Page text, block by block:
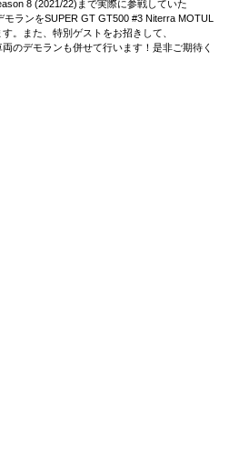
8 (2021/22)まで実際に参戦していた
ランをSUPER GT GT500 #3 Niterra MOTUL
。また、特別ゲストをお招きして、
のデモランも併せて行います！是非ご期待く